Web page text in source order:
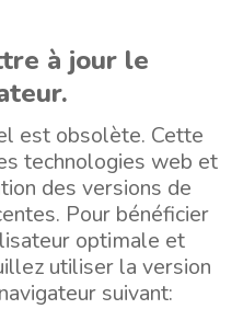
à jour le
est obsolète. Cette
technologies web et
des versions de
Pour bénéficier
optimale et
utiliser la version
suivant: